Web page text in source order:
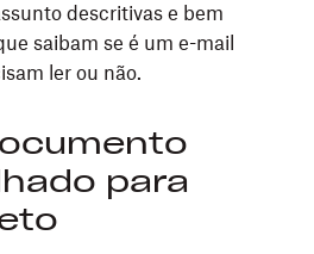
descritivas e bem
saibam se é um e-mail
ler ou não.
para